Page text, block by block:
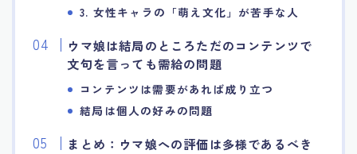
3. 女性キャラの「萌え文化」が苦手な人
ウマ娘は結局のところただのコンテンツで
文句を言っても需給の問題
コンテンツは需要があれば成り立つ
結局は個人の好みの問題
まとめ：ウマ娘への評価は多様であるべき